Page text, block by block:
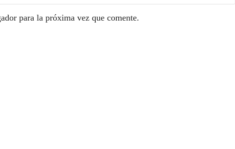
para la próxima vez que comente.